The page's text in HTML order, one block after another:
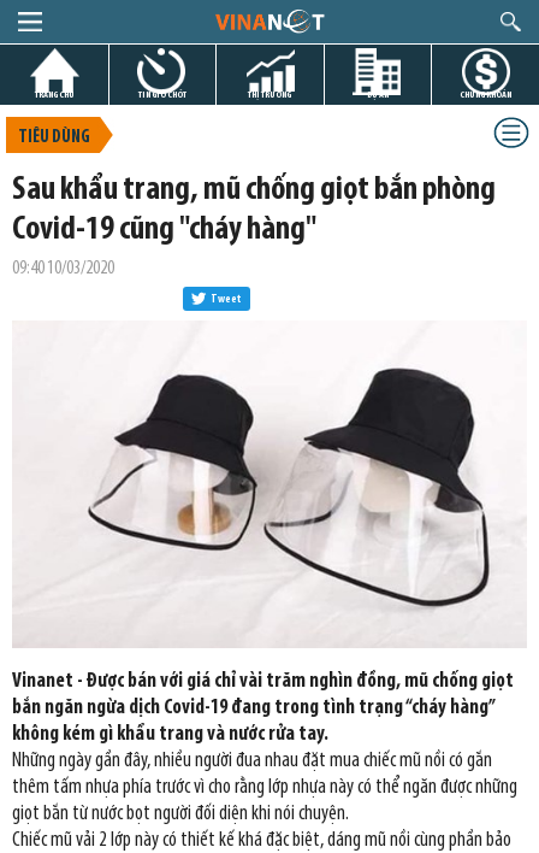
TRANG CHỦ TIN GIỜ CHÓT THỊ TRƯỜNG DỰ ÁN CHỨNG KHOÁN
TIÊU DÙNG
Sau khẩu trang, mũ chống giọt bắn phòng
Covid-19 cũng "cháy hàng"
09:40 10/03/2020
Tweet
Vinanet - Được bán với giá chỉ vài trăm nghìn đồng, mũ chống giọt
bắn ngăn ngừa dịch Covid-19 đang trong tình trạng “cháy hàng”
không kém gì khẩu trang và nước rửa tay.
Những ngày gần đây, nhiều người đua nhau đặt mua chiếc mũ nồi có gắn
thêm tấm nhựa phía trước vì cho rằng lớp nhựa này có thể ngăn được những
giọt bắn từ nước bọt người đối diện khi nói chuyện.
Chiếc mũ vải 2 lớp này có thiết kế khá đặc biệt, dáng mũ nồi cùng phần bảo